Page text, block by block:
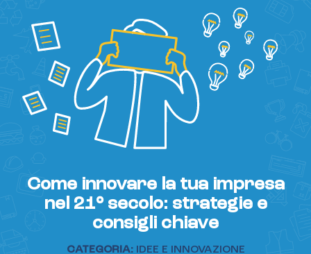
Come innovare la tua impresa
nel 21° secolo: strategie e
consigli chiave
CATEGORIA: IDEE E INNOVAZIONE